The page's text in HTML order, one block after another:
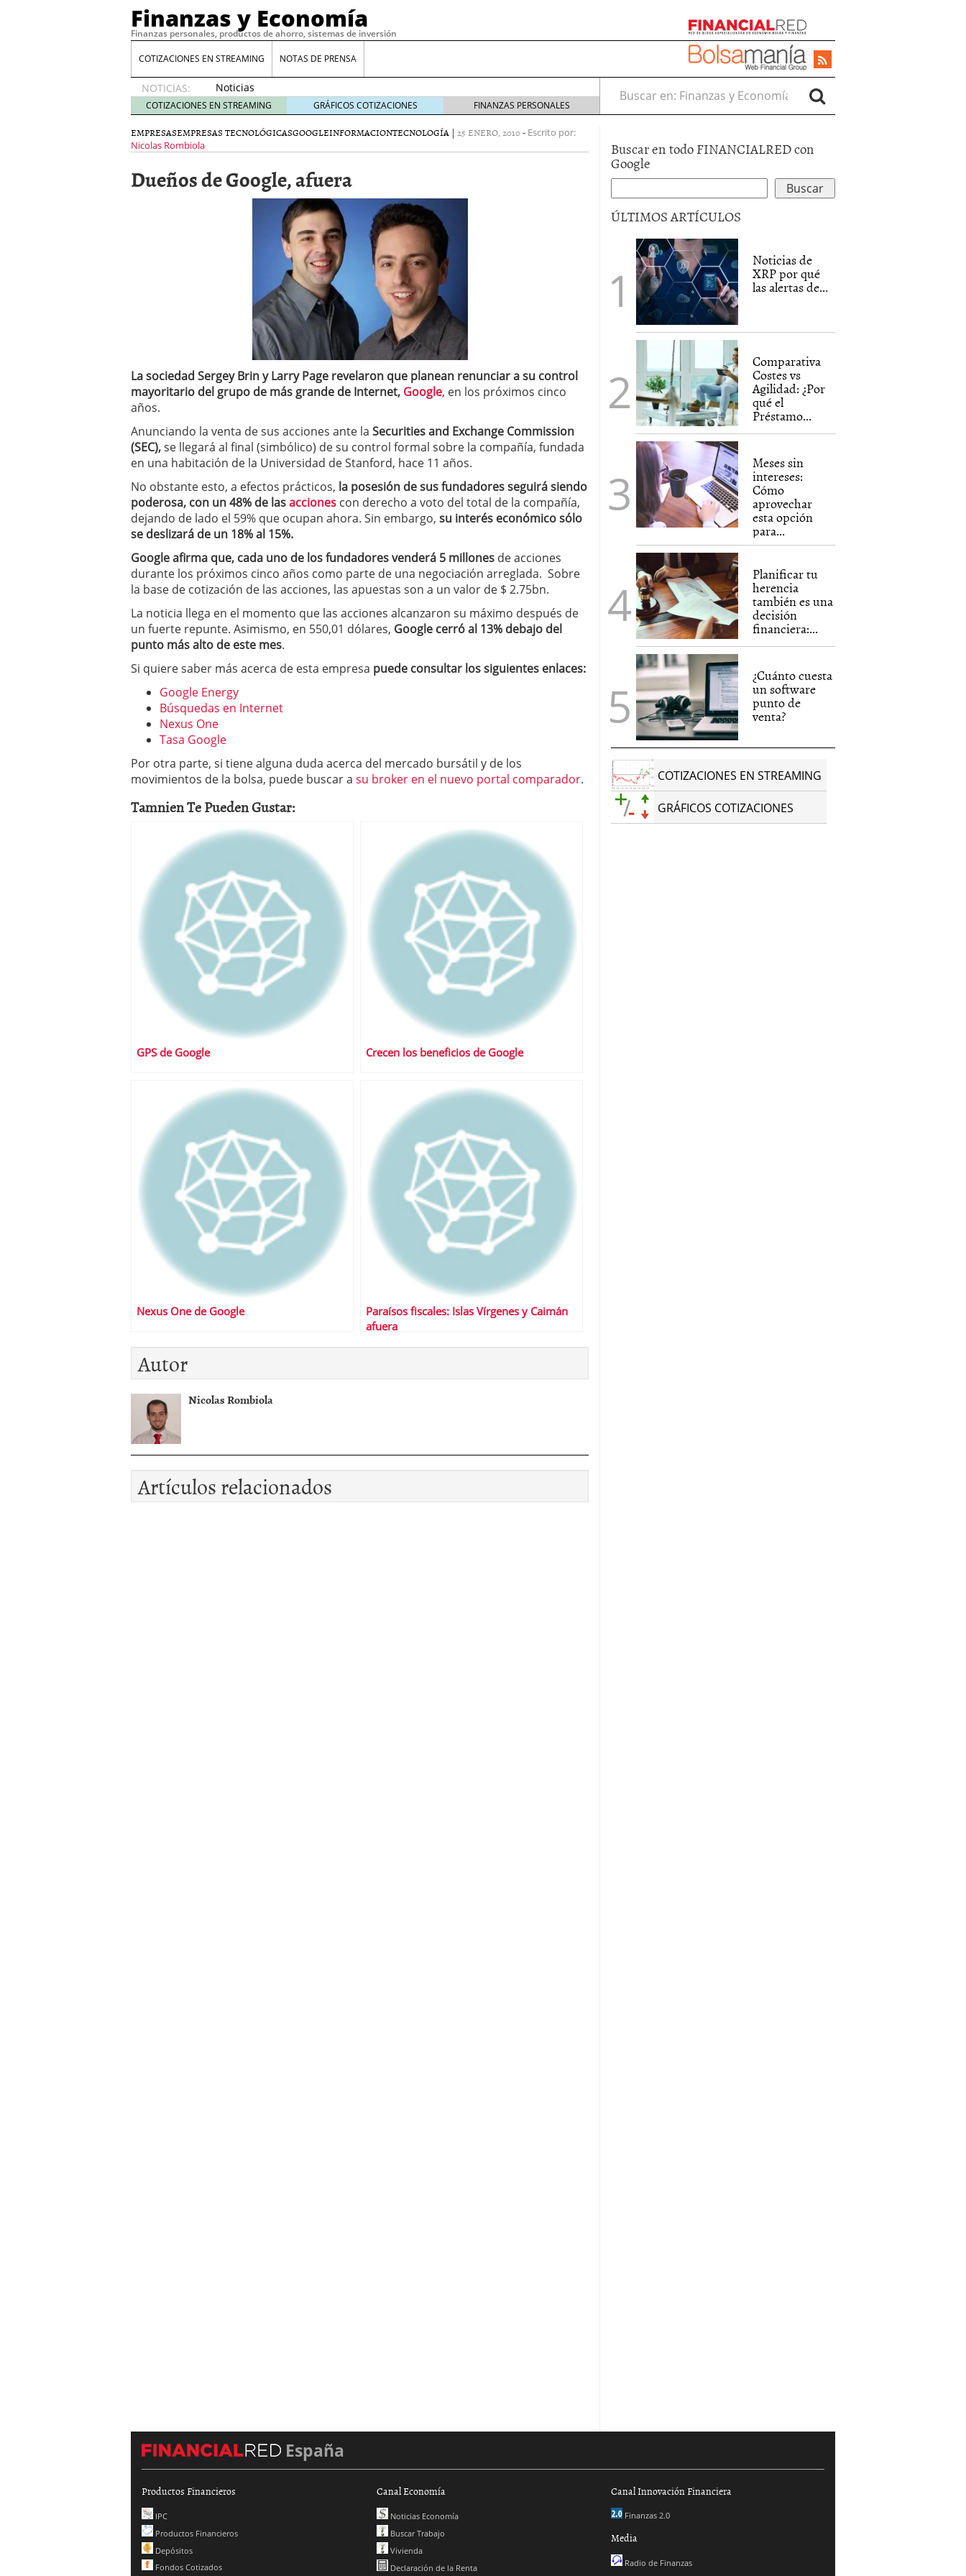
Finanzas y Economía
Finanzas personales, productos de ahorro, sistemas de inversión
COTIZACIONES EN STREAMING NOTAS DE PRENSA
NOTICIAS:
Noticias
de XRP
por qué
las
whales
suelen
Comparativa Costes vs Agilidad: ¿Por qué el Préstamo Promotor privado
acelera la rentabilidad? 12 de diciembre de 2025
Meses sin intereses: Cómo aprovechar esta opción para gestionar tus
24 de noviembre de 2025
Planificar tu herencia también es una decisión financiera: cómo anticiparte
a los costes 21 de noviembre de 2025
¿Cuánto cuesta un software punto de venta? 3 de octubre de 2025
COTIZACIONES EN STREAMING GRÁFICOS COTIZACIONES FINANZAS PERSONALES
Buscar en:
EMPRESASEMPRESAS TECNOLÓGICASGOOGLEINFORMACIONTECNOLOGÍA | 25 ENERO, 2010- Escrito por:
Nicolas Rombiola
Dueños de Google, afuera
La sociedad Sergey Brin y Larry Page revelaron que planean renunciar a su control
mayoritario del grupo de más grande de Internet, Google, en los próximos cinco
años.
Anunciando la venta de sus acciones ante la Securities and Exchange Commission
(SEC),se llegará al final (simbólico) de su control formal sobre la compañía, fundada
en una habitación de la Universidad de Stanford, hace 11 años.
No obstante esto, a efectos prácticos, la posesión de sus fundadores seguirá siendo
poderosa, con un 48% de lasacciones con derecho a voto del total de la compañía,
dejando de lado el 59% que ocupan ahora. Sin embargo, su interés económico sólo
se deslizará de un 18% al 15%.
Google afirma que, cada uno de los fundadores venderá 5 millones de acciones
durante los próximos cinco años como parte de una negociación arreglada. Sobre
la base de cotización de las acciones, las apuestas son a un valor de $ 2.75bn.
La noticia llega en el momento que las acciones alcanzaron su máximo después de
un fuerte repunte. Asimismo, en 550,01 dólares, Google cerró al 13% debajo del
punto más alto de este mes.
Si quiere saber más acerca de esta empresa puede consultar los siguientes enlaces:
Google Energy
Búsquedas en Internet
Nexus One
Tasa Google
Por otra parte, si tiene alguna duda acerca del mercado bursátil y de los
movimientos de la bolsa, puede buscar a su broker en el nuevo portal comparador.
Tamnien Te Pueden Gustar:
GPS de Google Crecen los beneficios de Google
Nexus One de Google
Paraísos fiscales: Islas Vírgenes y Caimán
afuera
Autor
Nicolas Rombiola
Artículos relacionados
Buscar en todo FINANCIALRED con
Google
ÚLTIMOS ARTÍCULOS
Noticias de
XRP por qué
las alertas de...
Comparativa
Costes vs
Agilidad: ¿Por
qué el
Préstamo...
Meses sin
intereses:
Cómo
aprovechar
esta opción
para...
Planificar tu
herencia
también es una
decisión
financiera:...
¿Cuánto cuesta
un software
punto de
venta?
COTIZACIONES EN STREAMING
GRÁFICOS COTIZACIONES
España
Productos Financieros
IPC
Productos Financieros
Depósitos
Fondos Cotizados
Canal Economía
Noticias Economía
Buscar Trabajo
Vivienda
Declaración de la Renta
Canal Innovación Financiera
Finanzas 2.0
Media
Radio de Finanzas